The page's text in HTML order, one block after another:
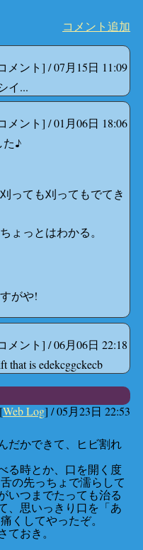
コメント追加
メント] /07月15日 11:09
イ...
メント] /01月06日 18:06
た♪
っても刈ってもでてき
ょっとはわかる。
がや!
メント] /06月06日 22:18
that is edekcggckecb
[Web Log] /05月23日 22:53
だかできて、ヒビ割れ
る時とか、口を開く度
の先っちょで濡らして
いつまでたっても治る
、思いっきり口を「あ
くしてやったぞ。
おき。